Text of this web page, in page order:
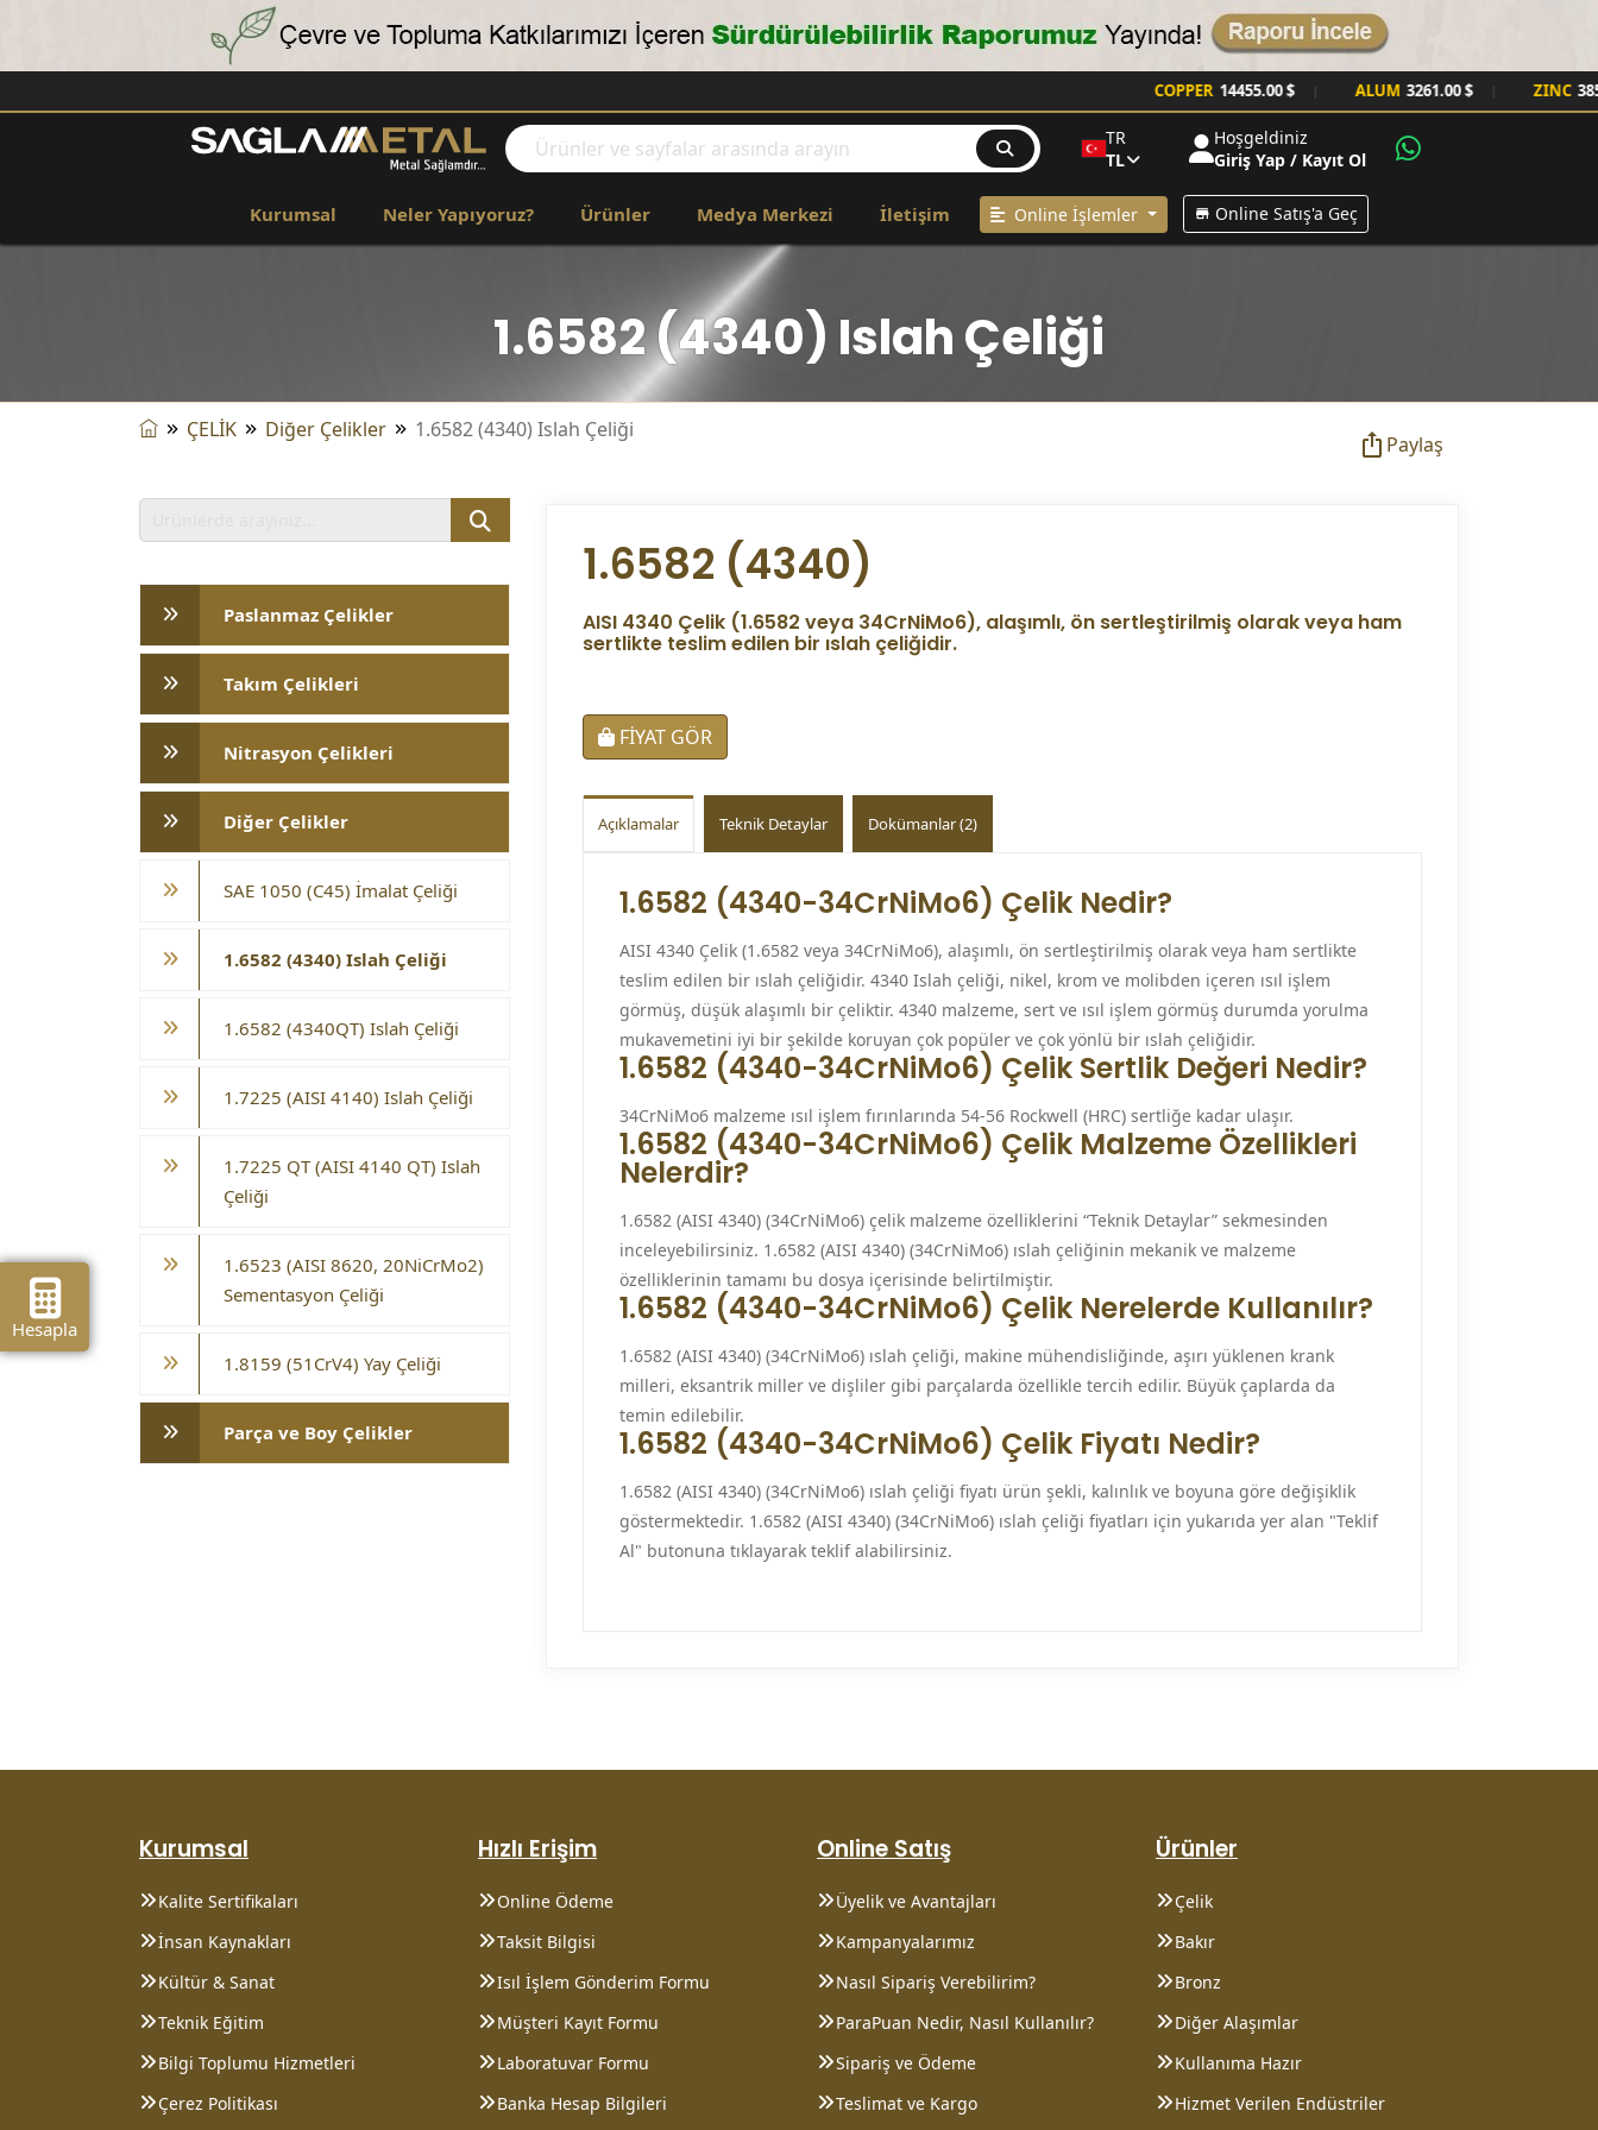
COPPER 14455.00 $ | ALUM 3261.00 $ | ZINC 3857.00
TR
TL
Hoşgeldiniz
Giriş Yap / Kayıt Ol
Kurumsal Neler Yapıyoruz? Ürünler Medya Merkezi İletişim Online İşlemler Online Satış'a Geç
1.6582 (4340) Islah Çeliği
ÇELİK Diğer Çelikler 1.6582 (4340) Islah Çeliği
Paylaş
Paslanmaz Çelikler
Takım Çelikleri
Nitrasyon Çelikleri
Diğer Çelikler
SAE 1050 (C45) İmalat Çeliği
1.6582 (4340) Islah Çeliği
1.6582 (4340QT) Islah Çeliği
1.7225 (AISI 4140) Islah Çeliği
1.7225 QT (AISI 4140 QT) Islah
Çeliği
1.6523 (AISI 8620, 20NiCrMo2)
Sementasyon Çeliği
1.8159 (51CrV4) Yay Çeliği
Parça ve Boy Çelikler
1.6582 (4340)
AISI 4340 Çelik (1.6582 veya 34CrNiMo6), alaşımlı, ön sertleştirilmiş olarak veya ham
sertlikte teslim edilen bir ıslah çeliğidir.
FİYAT GÖR
Açıklamalar Teknik Detaylar Dokümanlar (2)
1.6582 (4340-34CrNiMo6) Çelik Nedir?
AISI 4340 Çelik (1.6582 veya 34CrNiMo6), alaşımlı, ön sertleştirilmiş olarak veya ham sertlikte
teslim edilen bir ıslah çeliğidir. 4340 Islah çeliği, nikel, krom ve molibden içeren ısıl işlem
görmüş, düşük alaşımlı bir çeliktir. 4340 malzeme, sert ve ısıl işlem görmüş durumda yorulma
mukavemetini iyi bir şekilde koruyan çok popüler ve çok yönlü bir ıslah çeliğidir.
1.6582 (4340-34CrNiMo6) Çelik Sertlik Değeri Nedir?
34CrNiMo6 malzeme ısıl işlem fırınlarında 54-56 Rockwell (HRC) sertliğe kadar ulaşır.
1.6582 (4340-34CrNiMo6) Çelik Malzeme Özellikleri
Nelerdir?
1.6582 (AISI 4340) (34CrNiMo6) çelik malzeme özelliklerini “Teknik Detaylar” sekmesinden
inceleyebilirsiniz. 1.6582 (AISI 4340) (34CrNiMo6) ıslah çeliğinin mekanik ve malzeme
özelliklerinin tamamı bu dosya içerisinde belirtilmiştir.
1.6582 (4340-34CrNiMo6) Çelik Nerelerde Kullanılır?
1.6582 (AISI 4340) (34CrNiMo6) ıslah çeliği, makine mühendisliğinde, aşırı yüklenen krank
milleri, eksantrik miller ve dişliler gibi parçalarda özellikle tercih edilir. Büyük çaplarda da
temin edilebilir.
1.6582 (4340-34CrNiMo6) Çelik Fiyatı Nedir?
1.6582 (AISI 4340) (34CrNiMo6) ıslah çeliği fiyatı ürün şekli, kalınlık ve boyuna göre değişiklik
göstermektedir. 1.6582 (AISI 4340) (34CrNiMo6) ıslah çeliği fiyatları için yukarıda yer alan "Teklif
Al" butonuna tıklayarak teklif alabilirsiniz.
Kurumsal
Kalite Sertifikaları
İnsan Kaynakları
Kültür & Sanat
Teknik Eğitim
Bilgi Toplumu Hizmetleri
Çerez Politikası
Hızlı Erişim
Online Ödeme
Taksit Bilgisi
Isıl İşlem Gönderim Formu
Müşteri Kayıt Formu
Laboratuvar Formu
Banka Hesap Bilgileri
Online Satış
Üyelik ve Avantajları
Kampanyalarımız
Nasıl Sipariş Verebilirim?
ParaPuan Nedir, Nasıl Kullanılır?
Sipariş ve Ödeme
Teslimat ve Kargo
Ürünler
Çelik
Bakır
Bronz
Diğer Alaşımlar
Kullanıma Hazır
Hizmet Verilen Endüstriler
Hesapla